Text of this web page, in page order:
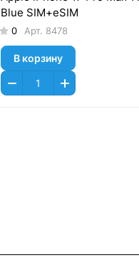
Blue SIM+eSIM
0 Арт. 8478
В корзину